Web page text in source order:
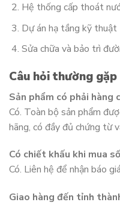
Hệ thống cấp thoát
Dự án hạ tầng kỹ thuật
Sửa chữa và bảo trì
Câu hỏi thường gặp
Sản phẩm có phải hàng
Có. Toàn bộ sản phẩm
hãng, có đầy đủ chứng từ
Có chiết khấu khi mua
Có. Liên hệ để nhận báo
Giao hàng đến tỉnh